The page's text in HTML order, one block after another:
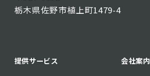
栃木県佐野市植上町1479-4
提供サービス 会社案内